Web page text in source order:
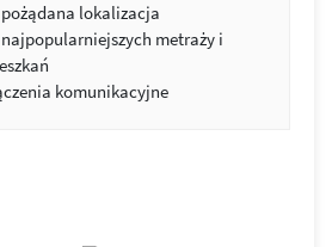
udogodnienia. Projekt łączy jasną
akcentami. Budynki zostały
klasy materiałów wykończeniowych.
miejsc parkingowych, zarówno
zaprojektowana, by jak najwięcej
lokalizacja
metraży i
komunikacyjne